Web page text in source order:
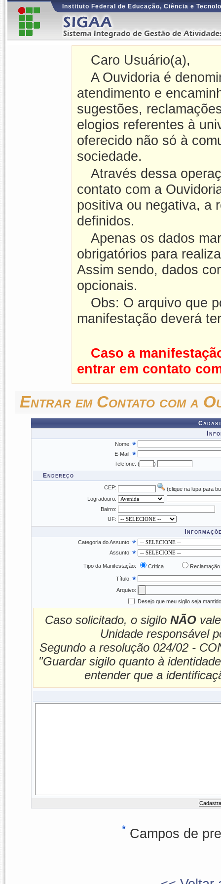
Instituto Federal de Educação, Ciência e
Caro Usuário(a),
A Ouvidoria é
atendimento e
sugestões,
elogios referentes à
oferecido não só à
sociedade.
Através dessa
contato com a
positiva ou negativa, a
definidos.
Apenas os dados
obrigatórios para
Assim sendo, dados
opcionais.
Obs: O arquivo que
manifestação deverá
Caso a
entrar em contato
Entrar em Contato com a
Nome:
E-Mail:
Telefone: ( )
Endereço
CEP:
(clique na lupa para
Logradouro:
Bairro:
UF:
Categoria do Assunto:
Assunto:
Tipo da Manifestação: Crítica Reclamação
Título:
Arquivo:
Desejo que meu sigilo seja
Caso solicitado, o sigilo NÃO
Unidade responsável
Segundo a resolução 024/02 -
"Guardar sigilo quanto à
entender que a
Campos de